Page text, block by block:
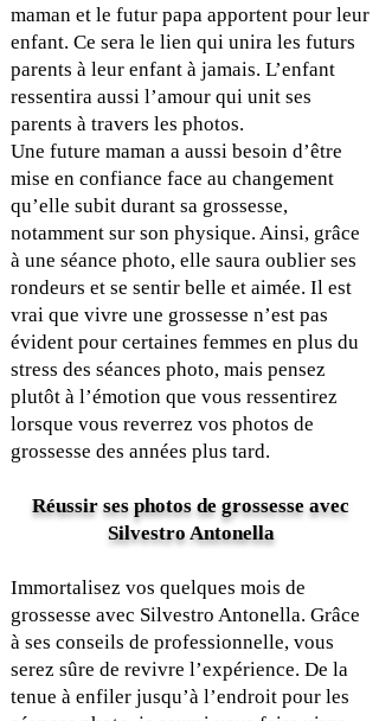
maman et le futur papa apportent pour leur
enfant. Ce sera le lien qui unira les futurs
parents à leur enfant à jamais. L’enfant
ressentira aussi l’amour qui unit ses
parents à travers les photos.
Une future maman a aussi besoin d’être
mise en confiance face au changement
qu’elle subit durant sa grossesse,
notamment sur son physique. Ainsi, grâce
à une séance photo, elle saura oublier ses
rondeurs et se sentir belle et aimée. Il est
vrai que vivre une grossesse n’est pas
évident pour certaines femmes en plus du
stress des séances photo, mais pensez
plutôt à l’émotion que vous ressentirez
lorsque vous reverrez vos photos de
grossesse des années plus tard.
Réussir ses photos de grossesse avec
Silvestro Antonella
Immortalisez vos quelques mois de
grossesse avec Silvestro Antonella. Grâce
à ses conseils de professionnelle, vous
serez sûre de revivre l’expérience. De la
tenue à enfiler jusqu’à l’endroit pour les